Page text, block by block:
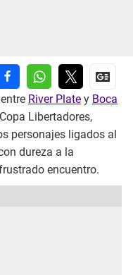
River Plate y Boca
Libertadores,
personajes ligados al
dureza a la
encuentro.